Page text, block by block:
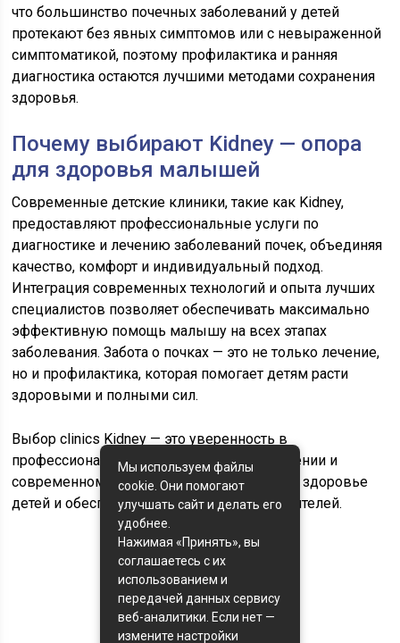
что большинство почечных заболеваний у детей
протекают без явных симптомов или с невыраженной
симптоматикой, поэтому профилактика и ранняя
диагностика остаются лучшими методами сохранения
здоровья.
Почему выбирают Kidney — опора
для здоровья малышей
Современные детские клиники, такие как Kidney,
предоставляют профессиональные услуги по
диагностике и лечению заболеваний почек, объединяя
качество, комфорт и индивидуальный подход.
Интеграция современных технологий и опыта лучших
специалистов позволяет обеспечивать максимально
эффективную помощь малышу на всех этапах
заболевания. Забота о почках — это не только лечение,
но и профилактика, которая помогает детям расти
здоровыми и полными сил.
Выбор clinics Kidney — это уверенность в
профессионализме, внимательном отношении и
современном подходе, который защищает здоровье
детей и обеспечивает спокойствие их родителей.
Оценка статьи:
(пока оценок нет)
Поделиться с друзьями:
Мы используем файлы
cookie. Они помогают
улучшать сайт и делать его
удобнее.
Нажимая «Принять», вы
соглашаетесь с их
использованием и
передачей данных сервису
веб-аналитики. Если нет —
измените настройки